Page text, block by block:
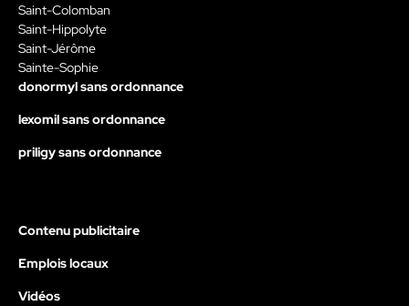
Saint-Colomban
Saint-Hippolyte
Saint-Jérôme
Sainte-Sophie
donormyl sans ordonnance
lexomil sans ordonnance
priligy sans ordonnance
Contenu publicitaire
Emplois locaux
Vidéos